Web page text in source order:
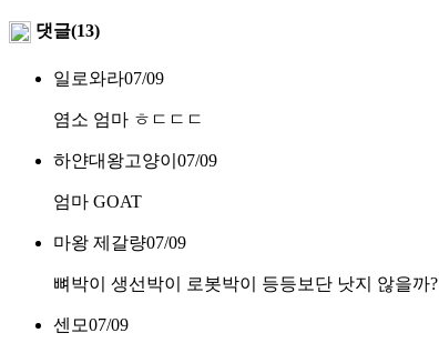
댓글(13)
일로와라07/09
염소 엄마 ㅎㄷㄷㄷ
하얀대왕고양이 07/09
엄마 GOAT
마왕 제갈량07/09
뼈박이 생선박이 로봇박이 등등보단 낫지 않을까?
센모07/09